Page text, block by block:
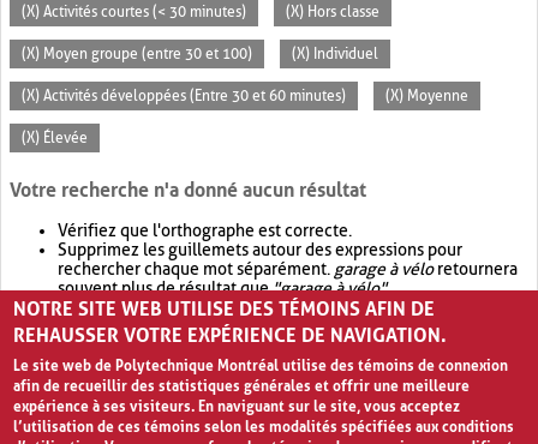
(X) Activités courtes (< 30 minutes) (X) Hors classe
(X) Moyen groupe (entre 30 et 100) (X) Individuel
(X) Activités développées (Entre 30 et 60 minutes) (X) Moyenne
(X) Élevée
Votre recherche n'a donné aucun résultat
Vérifiez que l'orthographe est correcte.
Supprimez les guillemets autour des expressions pour
rechercher chaque mot séparément. garage à véloretournera
souvent plus de résultat que"garage à vélo".
Envisagez d'élargir votre recherche avec OR.garage OR vélo
retournera souvent plus de résultat quegarage à vélo
NOTRE SITE WEB UTILISE DES TÉMOINS AFIN DE
REHAUSSER VOTRE EXPÉRIENCE DE NAVIGATION.
Le site web de Polytechnique Montréal utilise des témoins de connexion
afin de recueillir des statistiques générales et offrir une meilleure
expérience à ses visiteurs. En naviguant sur le site, vous acceptez
l’utilisation de ces témoins selon les modalités spécifiées aux conditions